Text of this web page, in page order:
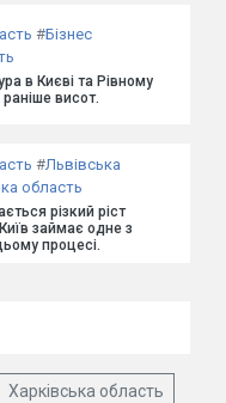
#Бізнес
в Києві та Рівному
висот.
#Львівська
область
різкий ріст
займає одне з
процесі.
Харківська область